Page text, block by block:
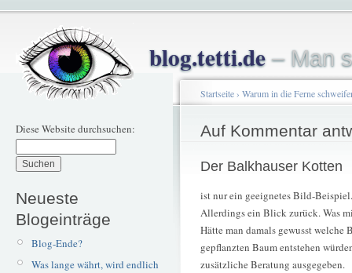
blog.tetti.de– Man
Diese Website durchsuchen:
Neueste
Blogeinträge
Blog-Ende?
Was lange währt, wird endlich
Startseite› Warum in die Ferne
Auf Kommentar
Der Balkhauser Kotten
ist nur ein geeignetes Bild-Beispiel.
Allerdings ein Blick zurück. Was
Hätte man damals gewusst welche
gepflanzten Baum entstehen
zusätzliche Beratung ausgegeben.